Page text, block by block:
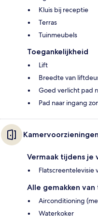
Kluis bij receptie
Terras
Tuinmeubels
Toegankelijkheid
Lift
Breedte van
Goed verlicht pad
Pad naar ingang
Kamervoorzieningen
Vermaak tijdens je
Flatscreentelevisie
Alle gemakken van
Airconditioning
Waterkoker